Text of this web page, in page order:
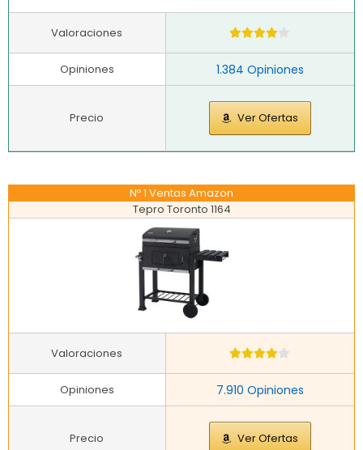
1.384 Opiniones
Ver Ofertas
Valoraciones
Opiniones
Precio
Nº 1 Ventas Amazon
Tepro Toronto 1164
7.910 Opiniones
Ver Ofertas
Valoraciones
Opiniones
Precio